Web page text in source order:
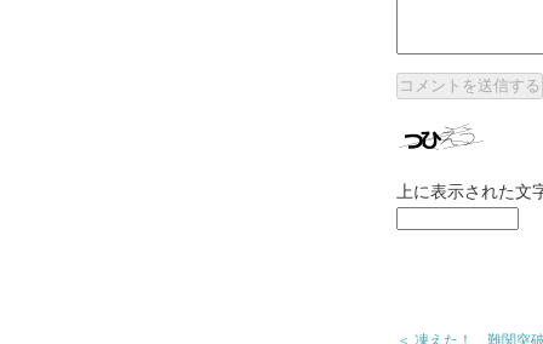
上に表示された文
＜ 凍えた！ 難関突